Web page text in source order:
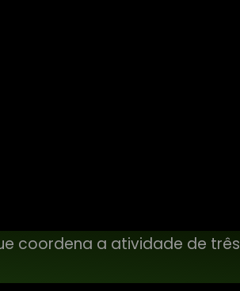
coordena a atividade de três